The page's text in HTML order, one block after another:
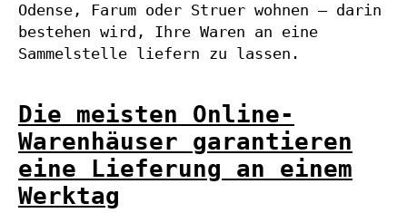
Odense, Farum oder Struer wohnen – darin
bestehen wird, Ihre Waren an eine
Sammelstelle liefern zu lassen.
Die meisten Online-
Warenhäuser garantieren
eine Lieferung an einem
Werktag